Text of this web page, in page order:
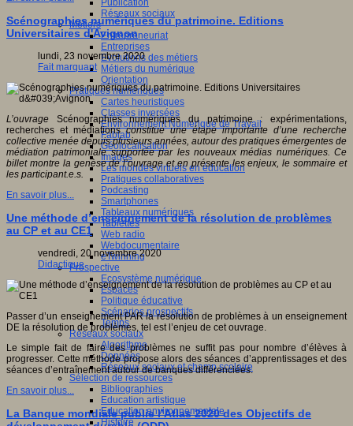
Publication
Réseaux sociaux
Métiers
Entrepreneuriat
Entreprises
Evolutions des métiers
Métiers du numérique
Orientation
Pratiques numériques
Cartes heuristiques
Classes inversées
Environnement Numérique de Travail
Fablab
Géolocalisation
Images
Les mondes virtuels en éducation
Pratiques collaboratives
Podcasting
Smartphones
Tableaux numériques
Tablettes
Web radio
Webdocumentaire
eTwinning
Prospective
Ecosystème numérique
Espaces
Politique éducative
Scénarios prospectifs
Temps
Réseaux sociaux
Algorithme
Données
Réseaux sociaux et champ scolaire
Sélection de ressources
Bibliographies
Education artistique
Education environnementale
Histoire
Scénographies numériques du patrimoine. Editions
Universitaires d'Avignon
lundi, 23 novembre 2020
Fait marquant
L’ouvrage Scénographies numériques du patrimoine : expérimentations,
recherches et médiationsconstitue une étape importante d’une recherche
collective menée depuis plusieurs années, autour des pratiques émergentes de
médiation patrimoniale supportée par les nouveaux médias numériques. Ce
billet montre la genèse de l’ouvrage et en présente les enjeux, le sommaire et
les participant.e.s.
En savoir plus...
Une méthode d’enseignement de la résolution de problèmes
au CP et au CE1
vendredi, 20 novembre 2020
Didactique
Passer d’un enseignement PAR la résolution de problèmes à un enseignement
DE la résolution de problèmes, tel est l’enjeu de cet ouvrage.
Le simple fait de faire des problèmes ne suffit pas pour nombre d’élèves à
progresser. Cette méthode propose alors des séances d’apprentissages et des
séances d’entraînement autour de banques différenciées.
En savoir plus...
La Banque mondiale publie l’Atlas 2020 des Objectifs de